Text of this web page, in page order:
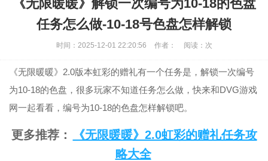
《无限暖暖》解锁一次编号为10-18的色盘
任务怎么做-10-18号色盘怎样解锁
时间：2025-12-01 22:20:56 作者： 阅读： 次
《无限暖暖》2.0版本虹彩的赠礼有一个任务是，解锁一次编号
为10-18的色盘，很多玩家不知道任务怎么做，快来和DVG游戏
网一起看看，编号为10-18的色盘怎样解锁吧。
更多推荐：
《无限暖暖》2.0虹彩的赠礼任务攻
略大全